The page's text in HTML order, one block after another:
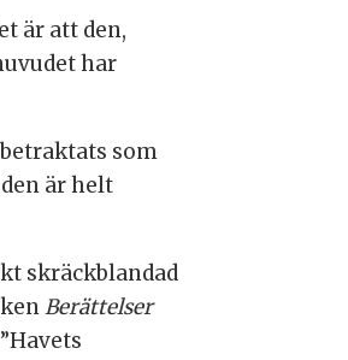
är att den,
har
som
är helt
skräckblandad
Berättelser